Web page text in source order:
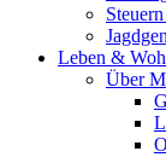
Leben &
Über